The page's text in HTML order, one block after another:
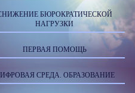
БЮРОКРАТИЧЕСКОЙ
НАГРУЗКИ
ПЕРВАЯ ПОМОЩЬ
СРЕДА. ОБРАЗОВАНИЕ